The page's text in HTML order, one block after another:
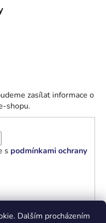
Dalším procházením
zasílat informace o
shopu.
s podmínkami ochrany